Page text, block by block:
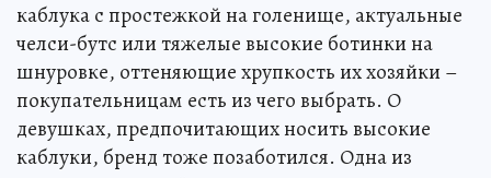
каблука с простежкой на голенище, актуальные
челси-бутс или тяжелые высокие ботинки на
шнуровке, оттеняющие хрупкость их хозяйки –
покупательницам есть из чего выбрать. О
девушках, предпочитающих носить высокие
каблуки, бренд тоже позаботился. Одна из